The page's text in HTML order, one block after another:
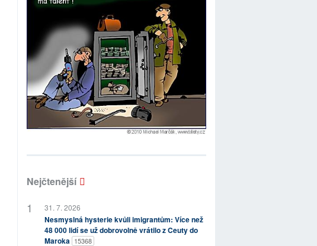
Nejčtenější
31. 7. 2026
Nesmyslná hysterie kvůli imigrantům: Více než
48 000 lidí se už dobrovolně vrátilo z Ceuty do
Maroka 15368